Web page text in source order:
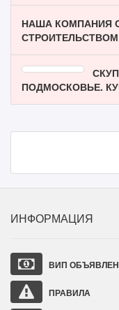
НАША КОМПАНИЯ
ПОДМОСКОВЬЕ.
ИНФОРМАЦИЯ
ВИП
ПРАВИЛА